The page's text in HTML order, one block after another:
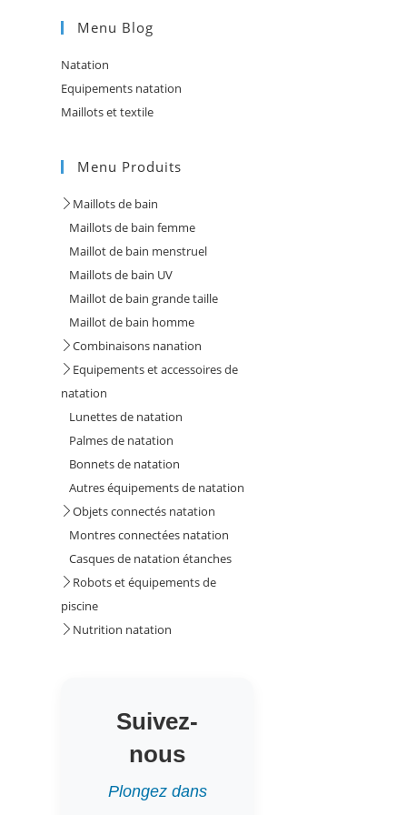
Menu Blog
Natation
Equipements natation
Maillots et textile
Menu Produits
Maillots de bain
Maillots de bain femme
Maillot de bain menstruel
Maillots de bain UV
Maillot de bain grande taille
Maillot de bain homme
Combinaisons nanation
Equipements et accessoires de
natation
Lunettes de natation
Palmes de natation
Bonnets de natation
Autres équipements de natation
Objets connectés natation
Montres connectées natation
Casques de natation étanches
Robots et équipements de
piscine
Nutrition natation
Suivez-
nous
Plongez dans